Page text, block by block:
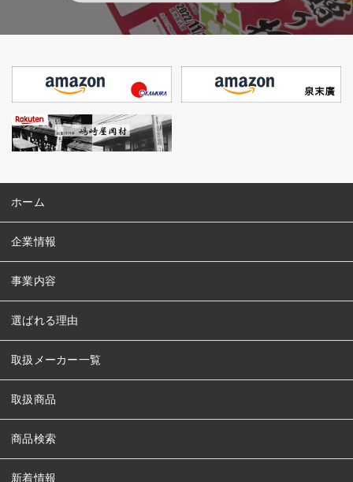
ホーム
企業情報
事業内容
選ばれる理由
取扱メーカー一覧
取扱商品
商品検索
新着情報